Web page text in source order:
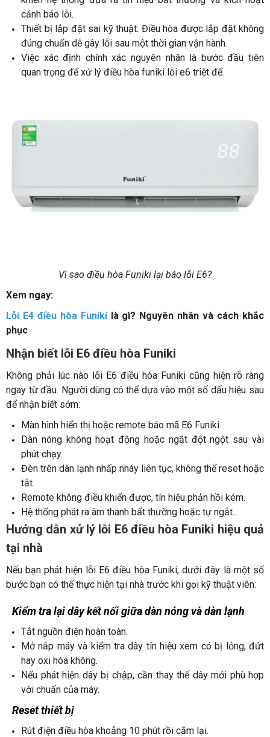
cảnh báo lỗi.
Thiết bị lắp đặt sai kỹ thuật: Điều hòa được lắp đặt không
đúng chuẩn dễ gây lỗi sau một thời gian vận hành.
Việc xác định chính xác nguyên nhân là bước đầu tiên
quan trọng để xử lý điều hòa funiki lỗi e6 triệt để.
Vì sao điều hòa Funiki lại báo lỗi E6?
Xem ngay:
Lỗi E4 điều hòa Funikilà gì? Nguyên nhân và cách khắc
phục
Nhận biết lỗi E6 điều hòa Funiki
Không phải lúc nào lỗi E6 điều hòa Funiki cũng hiện rõ ràng
ngay từ đầu. Người dùng có thể dựa vào một số dấu hiệu sau
để nhận biết sớm:
Màn hình hiển thị hoặc remote báo mã E6 Funiki.
Dàn nóng không hoạt động hoặc ngắt đột ngột sau vài
phút chạy.
Đèn trên dàn lạnh nhấp nháy liên tục, không thể reset hoặc
tắt.
Remote không điều khiển được, tín hiệu phản hồi kém.
Hệ thống phát ra âm thanh bất thường hoặc tự ngắt..
Hướng dẫn xử lý lỗi E6 điều hòa Funiki hiệu quả
tại nhà
Nếu bạn phát hiện lỗi E6 điều hòa Funiki, dưới đây là một số
bước bạn có thể thực hiện tại nhà trước khi gọi kỹ thuật viên:
Kiểm tra lại dây kết nối giữa dàn nóng và dàn lạnh
Tắt nguồn điện hoàn toàn.
Mở nắp máy và kiểm tra dây tín hiệu xem có bị lỏng, đứt
hay oxi hóa không.
Nếu phát hiện dây bị chập, cần thay thế dây mới phù hợp
với chuẩn của máy.
Reset thiết bị
Rút điện điều hòa khoảng 10 phút rồi cắm lại.